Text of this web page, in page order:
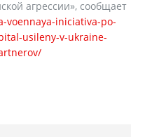
агрессии», сообщает
voennaya-iniciativa-po-
usileny-v-ukraine-